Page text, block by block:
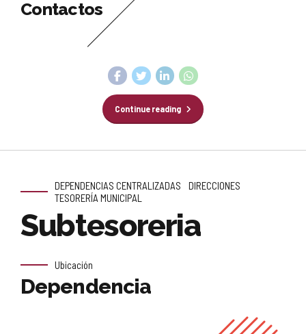
Contactos
Continue reading
DEPENDENCIAS CENTRALIZADAS
DIRECCIONES
TESORERÍA MUNICIPAL
Subtesoreria
Ubicación
Dependencia